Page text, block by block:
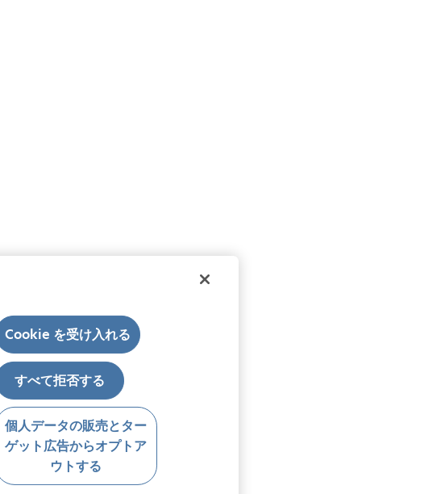
Cookie を受け入れる
すべて拒否する
個人データの販売とター
ゲット広告からオプトア
ウトする